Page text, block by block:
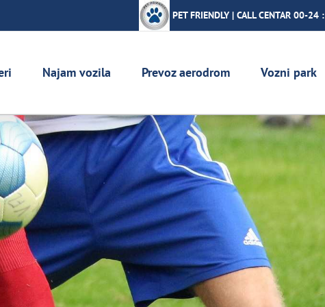
PET FRIENDLY | CALL CENTAR 00-24 :
Najam vozila Prevoz aerodrom Vozni park